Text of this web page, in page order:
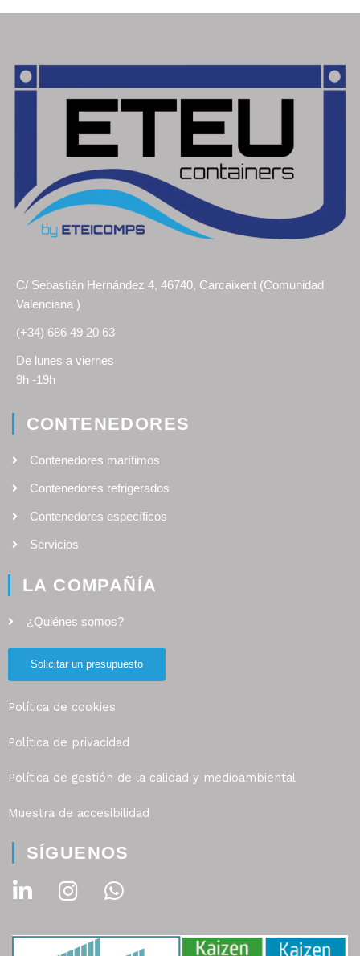
C/ Sebastián Hernández 4, 46740, Carcaixent (Comunidad
Valenciana )
(+34) 686 49 20 63
De lunes a viernes
9h -19h
CONTENEDORES
Contenedores marítimos
Contenedores refrigerados
Contenedores específicos
Servicios
LA COMPAÑÍA
¿Quiénes somos?
Solicitar un presupuesto
Política de cookies
Política de privacidad
Política de gestión de la calidad y medioambiental
Muestra de accesibilidad
SÍGUENOS
L
n
I
s
W
a